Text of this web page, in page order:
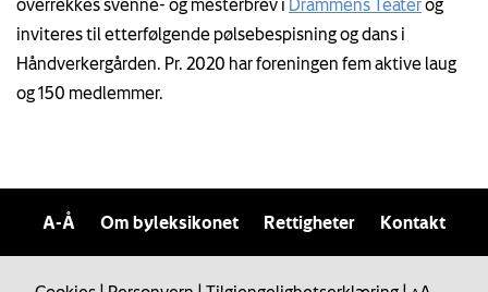
overrekkes svenne- og mesterbrev i Drammens Teaterog
inviteres til etterfølgende pølsebespisning og dans i
Håndverkergården. Pr. 2020 har foreningen fem aktive laug
og 150 medlemmer.
A-Å Om byleksikonet Rettigheter Kontakt